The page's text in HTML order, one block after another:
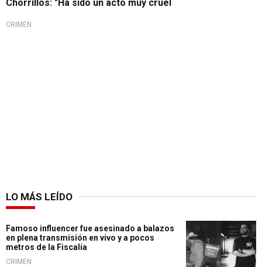
Chorrillos: "Ha sido un acto muy cruel
CRIMEN
LO MÁS LEÍDO
Famoso influencer fue asesinado a balazos
en plena transmisión en vivo y a pocos
metros de la Fiscalía
CRIMEN